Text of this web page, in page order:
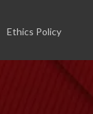
Ethics Policy